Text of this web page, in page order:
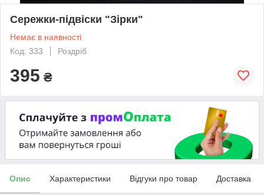
Сережки-підвіски "Зірки"
Немає в наявності
Код: 333
Роздріб
395 ₴
Опис Характеристики Відгуки про товар Доставка